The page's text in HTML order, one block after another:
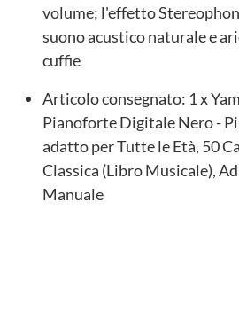
volume; l'effetto
suono acustico naturale e
cuffie
Articolo consegnato: 1 x
Pianoforte Digitale Nero -
adatto per Tutte le Età, 50
Classica (Libro Musicale),
Manuale